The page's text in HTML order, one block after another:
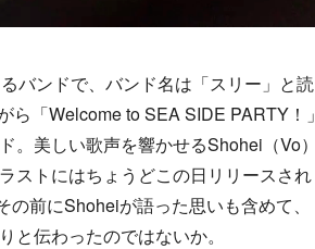
バンドで、バンド名は「スリー」と読
「Welcome to SEA SIDE PARTY！」
美しい歌声を響かせるShohei（Vo）
ストにはちょうどこの日リリースされ
前にShoheiが語った思いも含めて、
伝わったのではないか。